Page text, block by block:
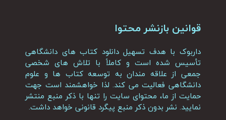
قوانین بازنشر محتوا
داربوک با هدف تسهیل دانلود کتاب های دانشگاهی
تأسیس شده است و کاملاً با تلاش های شخصی
جمعی از علاقه مندان به توسعه کتاب ها و علوم
دانشگاهی فعالیت می کند. لذا خواهشمند است جهت
حمایت از ما، محتوای سایت را تنها با ذکر منبع منتشر
نمایید. نشر بدون ذکر منبع پیگرد قانونی خواهد داشت.